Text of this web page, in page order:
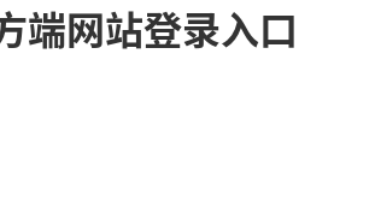
端网站登录入口